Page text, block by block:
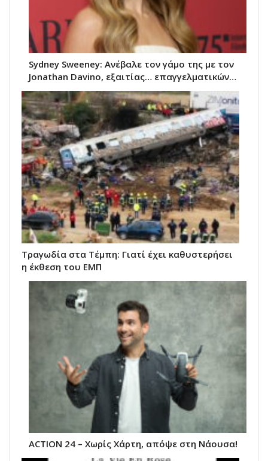
Sydney Sweeney: Ανέβαλε τον γάμο της με τον
Jonathan Davino, εξαιτίας… επαγγελματικών…
Τραγωδία στα Τέμπη: Γιατί έχει καθυστερήσει
η έκθεση του ΕΜΠ
ACTION 24 – Χωρίς Χάρτη, απόψε στη Νάουσα!